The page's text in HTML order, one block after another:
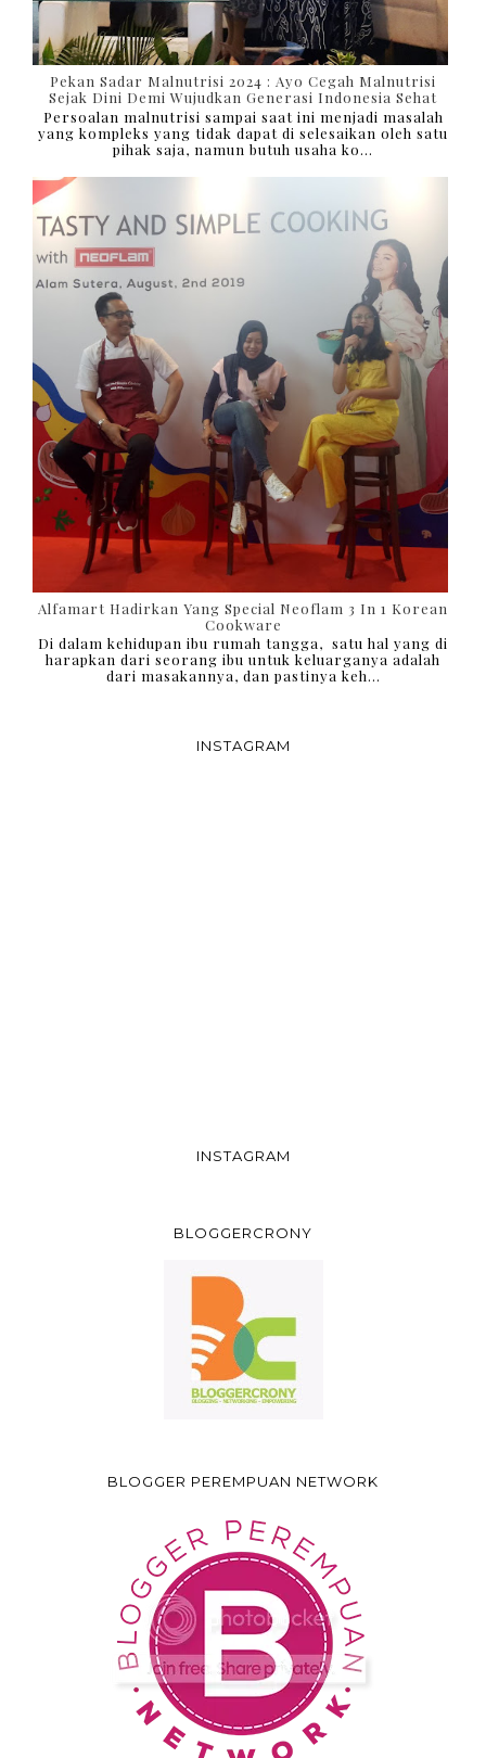
Pekan Sadar Malnutrisi 2024 : Ayo Cegah Malnutrisi
Sejak Dini Demi Wujudkan Generasi Indonesia Sehat
Persoalan malnutrisi sampai saat ini menjadi masalah
yang kompleks yang tidak dapat di selesaikan oleh satu
pihak saja, namun butuh usaha ko...
Alfamart Hadirkan Yang Special Neoflam 3 In 1 Korean
Cookware
Di dalam kehidupan ibu rumah tangga, satu hal yang di
harapkan dari seorang ibu untuk keluarganya adalah
dari masakannya, dan pastinya keh...
INSTAGRAM
INSTAGRAM
BLOGGERCRONY
BLOGGER PEREMPUAN NETWORK